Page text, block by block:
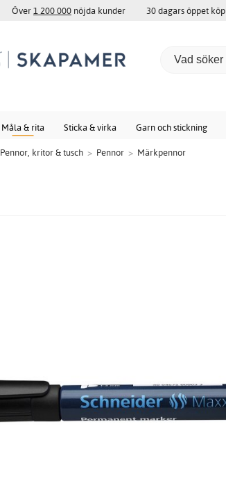
Över1 200 000 nöjda kunder 30 dagars öppet köp
Måla & rita Sticka & virka Garn och stickning
Pennor, kritor & tusch > Pennor > Märkpennor